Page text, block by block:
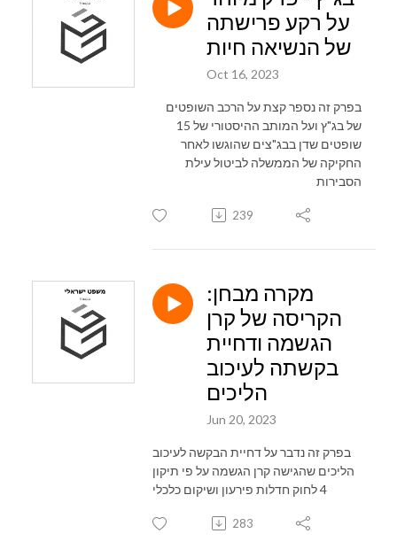
על רקע פרישתה
של הנשיאה חיות
Oct 16, 2023
בפרק זה נספר קצת על הרכב השופטים
של בג"ץ ועל המותב ההיסטורי של 15
שופטים שדן בבג"צים שהוגשו לאחר
החקיקה של הממשלה לביטול עילת
הסבירות
239
מקרה מבחן:
הקריסה של קרן
הגשמה ודחיית
בקשתה לעיכוב
הליכים
Jun 20, 2023
בפרק זה נדבר על דחיית הבקשה לעיכוב
הליכים שהגישה קרן הגשמה על פי תיקון
4 לחוק חדלות פירעון ושיקום כלכלי
283